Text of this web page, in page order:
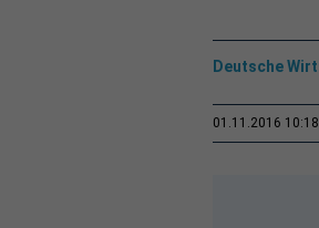
Deutsche
01.11.2016 10:18